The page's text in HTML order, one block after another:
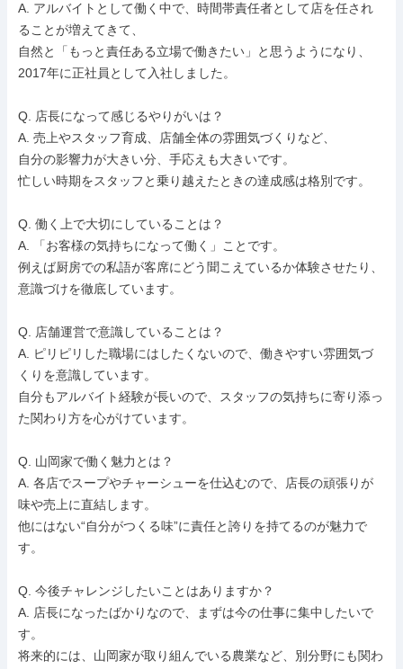
A. アルバイトとして働く中で、時間帯責任者として店を任され
ることが増えてきて、
自然と「もっと責任ある立場で働きたい」と思うようになり、
2017年に正社員として入社しました。
Q. 店長になって感じるやりがいは？
A. 売上やスタッフ育成、店舗全体の雰囲気づくりなど、
自分の影響力が大きい分、手応えも大きいです。
忙しい時期をスタッフと乗り越えたときの達成感は格別です。
Q. 働く上で大切にしていることは？
A. 「お客様の気持ちになって働く」ことです。
例えば厨房での私語が客席にどう聞こえているか体験させたり、
意識づけを徹底しています。
Q. 店舗運営で意識していることは？
A. ピリピリした職場にはしたくないので、働きやすい雰囲気づ
くりを意識しています。
自分もアルバイト経験が長いので、スタッフの気持ちに寄り添っ
た関わり方を心がけています。
Q. 山岡家で働く魅力とは？
A. 各店でスープやチャーシューを仕込むので、店長の頑張りが
味や売上に直結します。
他にはない“自分がつくる味”に責任と誇りを持てるのが魅力で
す。
Q. 今後チャレンジしたいことはありますか？
A. 店長になったばかりなので、まずは今の仕事に集中したいで
す。
将来的には、山岡家が取り組んでいる農業など、別分野にも関わ